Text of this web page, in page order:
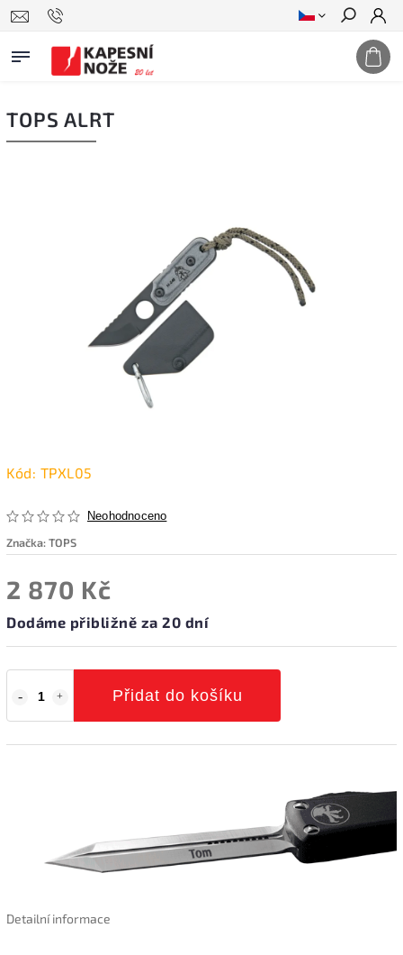
Hledat
TOPS ALRT
Kód: TPXL05
Neohodnoceno
Značka:TOPS
2 870 Kč
Dodáme přibližně za 20 dní
Přidat do košíku
Detailní informace